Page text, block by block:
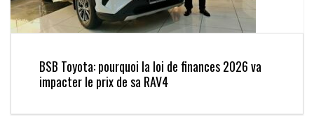
BSB Toyota: pourquoi la loi de finances 2026 va
impacter le prix de sa RAV4